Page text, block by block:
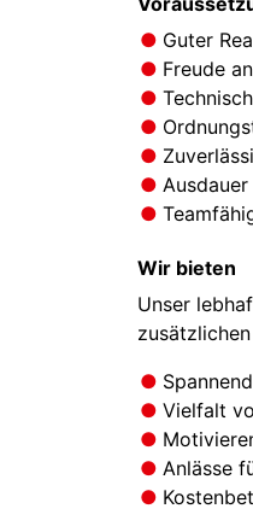
Guter
Freude
Wir bieten
Unser
Vielfalt
Anlässe